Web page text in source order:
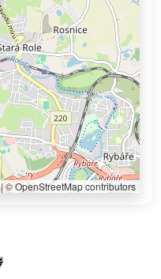
|© OpenStreetMap contributors